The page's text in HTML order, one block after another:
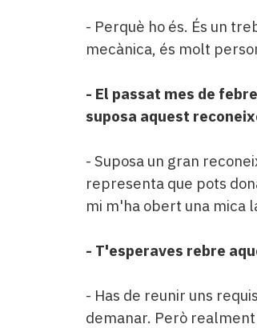
- Perquè ho és. És un
mecànica, és molt
- El passat mes de
suposa aquest
- Suposa un gran
representa que pots
mi m'ha obert una mica
- T'esperaves rebre
- Has de reunir uns
demanar. Però